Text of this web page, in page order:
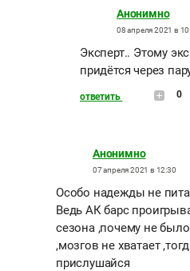
Анонимно
08 апреля 2021 в
Эксперт.. Этому
придётся через
ответить 0
Анонимно
07 апреля 2021 в 12:30
Особо надежды не
Ведь АК барс
сезона ,почему не
,мозгов не хватает
прислушайся